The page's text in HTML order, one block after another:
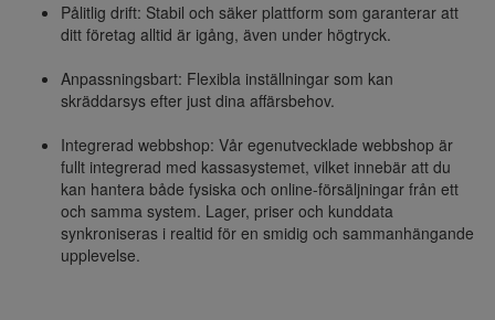
Pålitlig drift: Stabil och säker plattform som garanterar att
ditt företag alltid är igång, även under högtryck.
Anpassningsbart: Flexibla inställningar som kan
skräddarsys efter just dina affärsbehov.
Integrerad webbshop: Vår egenutvecklade webbshop är
fullt integrerad med kassasystemet, vilket innebär att du
kan hantera både fysiska och online-försäljningar från ett
och samma system. Lager, priser och kunddata
synkroniseras i realtid för en smidig och sammanhängande
upplevelse.